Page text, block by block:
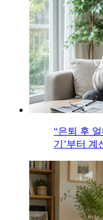
“은퇴 후
기’부터 계